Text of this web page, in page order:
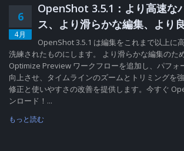
6
4月
OpenShot 3.5.1：より高速な
ス、より滑らかな編集、より
OpenShot 3.5.1 は編集をこれまで以上に
洗練されたものにします。 より滑らかな編集のた
Optimize Preview ワークフローを追加し、パフォ
向上させ、タイムラインのズームとトリミングを
修正と使いやすさの改善を提供します。今すぐ
ンロード！...
もっと読む